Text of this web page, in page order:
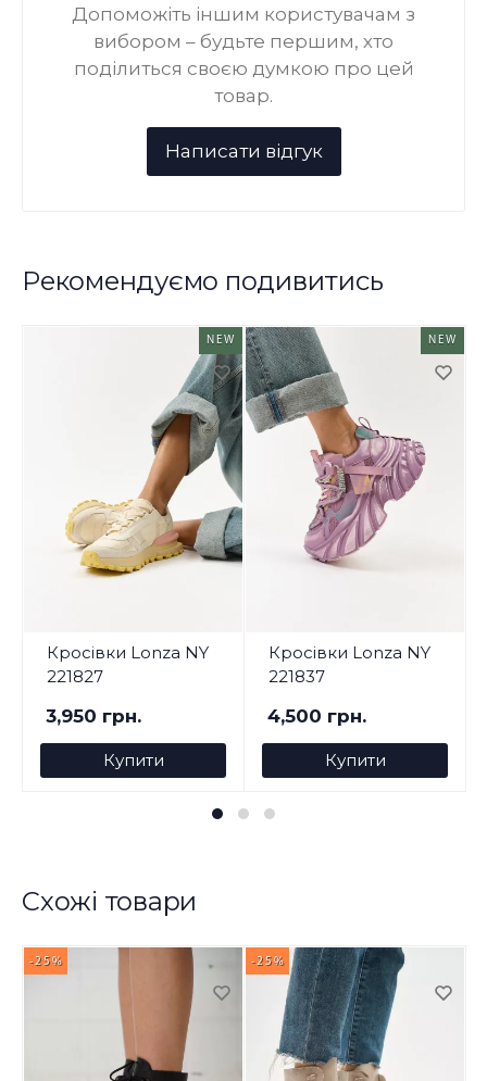
Допоможіть іншим користувачам з
вибором – будьте першим, хто
поділиться своєю думкою про цей
товар.
Рекомендуємо подивитись
NEW
Кросівки Lonza NY
221827
3,950 грн.
Купити
NEW
Кросівки Lonza NY
221837
4,500 грн.
Купити
Схожі товари
-25% -25%